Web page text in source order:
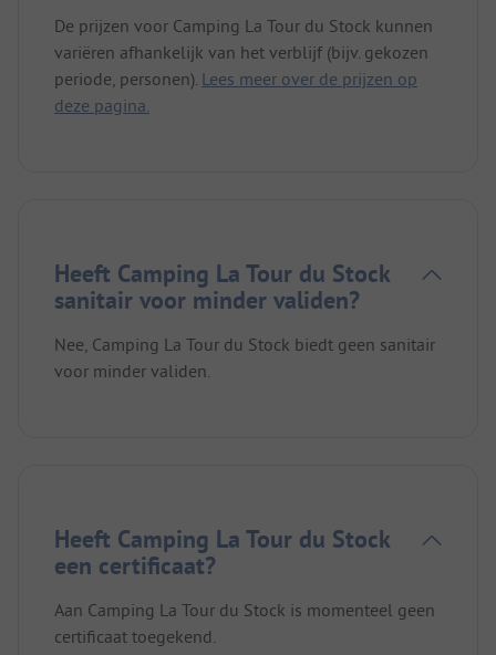
De prijzen voor Camping La Tour du Stock kunnen
variëren afhankelijk van het verblijf (bijv. gekozen
periode, personen). Lees meer over de prijzen op
deze pagina.
Heeft Camping La Tour du Stock
sanitair voor minder validen?
Nee, Camping La Tour du Stock biedt geen sanitair
voor minder validen.
Heeft Camping La Tour du Stock
een certificaat?
Aan Camping La Tour du Stock is momenteel geen
certificaat toegekend.